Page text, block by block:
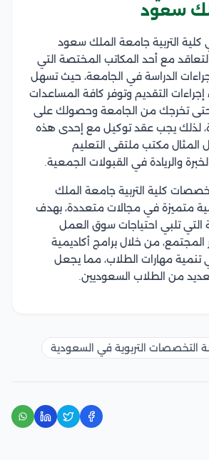
سعود
التربية جامعة الملك سعود
مع أحد المكاتب المختصة التي
الدراسة في الجامعة، حيث تسهل
إجراءات التقديم وتوفر كافة المساعدات
حتى تخرجك من الجامعة وحصولك على
لذلك يجب عقد توكيل مع إحدى هذه
المثال مكتب ملتقى التعليم
والريادة في القبولات الجمعية.
كلية التربية جامعة الملك
متميزة في مجالات متعددة، بهدف
التي تلبي احتياجات سوق العمل
من خلال برامج أكاديمية
مهارات الطلاب، مما يجعل
من الطلاب السعوديين.
التخصصات التربوية في السعودية